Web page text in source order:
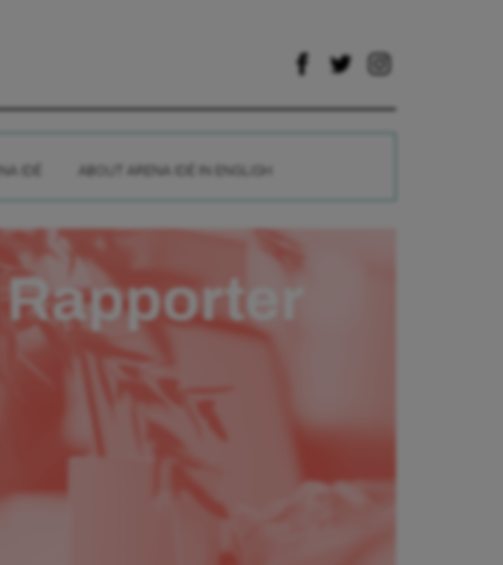
IDÉ ABOUT ARENA IDÉ IN ENGLISH
Rapporter